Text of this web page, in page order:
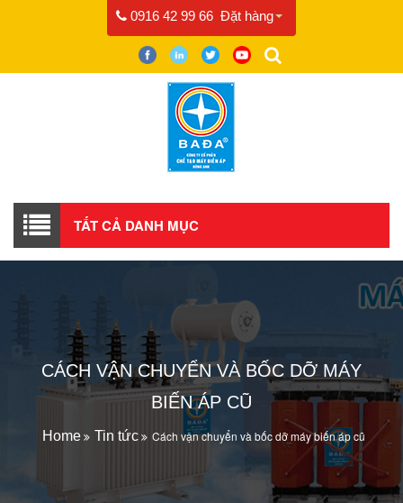
0916 42 99 66 Đặt hàng
TẤT CẢ DANH MỤC
CÁCH VẬN CHUYỂN VÀ BỐC DỠ MÁY
BIẾN ÁP CŨ
Home Tin tức Cách vận chuyển và bốc dỡ máy biến áp cũ